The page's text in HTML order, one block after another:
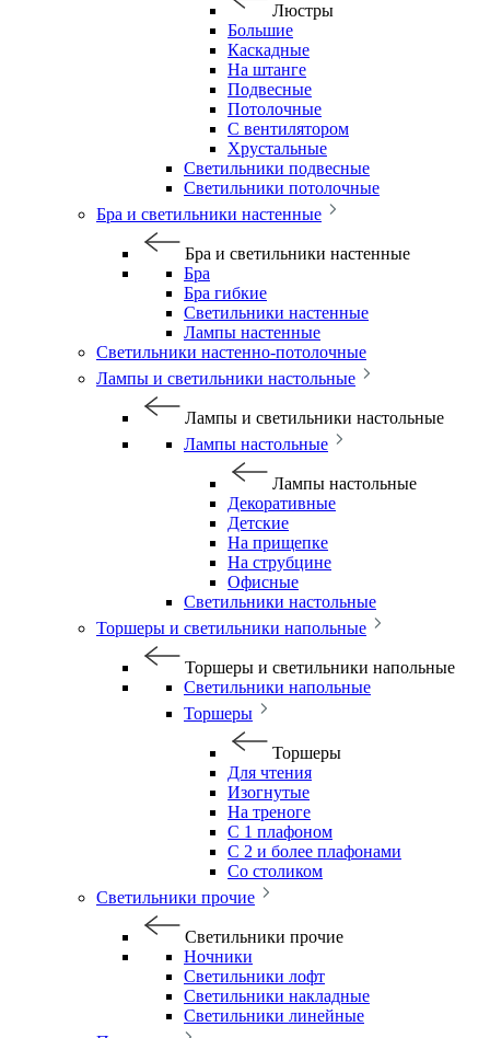
Люстры
Большие
Каскадные
На штанге
Подвесные
Потолочные
С вентилятором
Хрустальные
Светильники подвесные
Светильники потолочные
Бра и светильники настенные
Бра и светильники настенные
Бра
Бра гибкие
Светильники настенные
Лампы настенные
Светильники настенно-потолочные
Лампы и светильники настольные
Лампы и светильники настольные
Лампы настольные
Лампы настольные
Декоративные
Детские
На прищепке
На струбцине
Офисные
Светильники настольные
Торшеры и светильники напольные
Торшеры и светильники напольные
Светильники напольные
Торшеры
Торшеры
Для чтения
Изогнутые
На треноге
С 1 плафоном
С 2 и более плафонами
Со столиком
Светильники прочие
Светильники прочие
Ночники
Светильники лофт
Светильники накладные
Светильники линейные